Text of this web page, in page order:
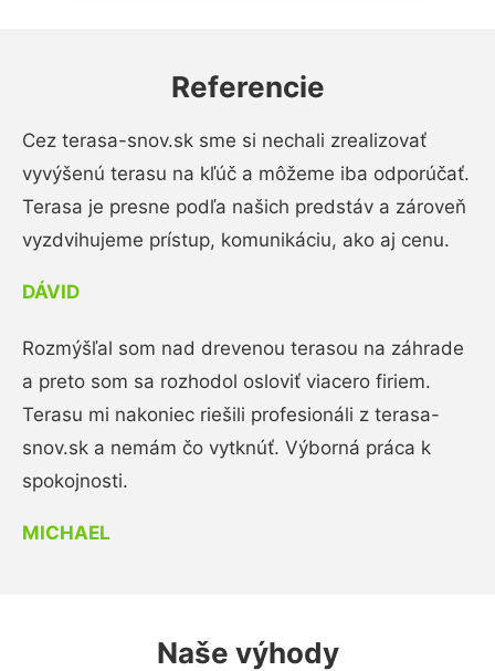
Referencie
Cez terasa-snov.sk sme si nechali zrealizovať
vyvýšenú terasu na kľúč a môžeme iba odporúčať.
Terasa je presne podľa našich predstáv a zároveň
vyzdvihujeme prístup, komunikáciu, ako aj cenu.
DÁVID
Rozmýšľal som nad drevenou terasou na záhrade
a preto som sa rozhodol osloviť viacero firiem.
Terasu mi nakoniec riešili profesionáli z terasa-
snov.sk a nemám čo vytknúť. Výborná práca k
spokojnosti.
MICHAEL
Naše výhody